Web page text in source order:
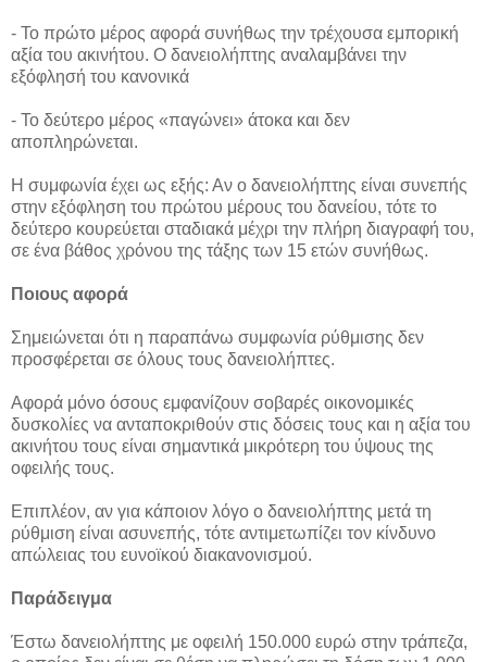
- Το πρώτο μέρος αφορά συνήθως την τρέχουσα εμπορική
αξία του ακινήτου. Ο δανειολήπτης αναλαμβάνει την
εξόφλησή του κανονικά
- Το δεύτερο μέρος «παγώνει» άτοκα και δεν
αποπληρώνεται.
Η συμφωνία έχει ως εξής: Αν ο δανειολήπτης είναι συνεπής
στην εξόφληση του πρώτου μέρους του δανείου, τότε το
δεύτερο κουρεύεται σταδιακά μέχρι την πλήρη διαγραφή του,
σε ένα βάθος χρόνου της τάξης των 15 ετών συνήθως.
Ποιους αφορά
Σημειώνεται ότι η παραπάνω συμφωνία ρύθμισης δεν
προσφέρεται σε όλους τους δανειολήπτες.
Αφορά μόνο όσους εμφανίζουν σοβαρές οικονομικές
δυσκολίες να ανταποκριθούν στις δόσεις τους και η αξία του
ακινήτου τους είναι σημαντικά μικρότερη του ύψους της
οφειλής τους.
Επιπλέον, αν για κάποιον λόγο ο δανειολήπτης μετά τη
ρύθμιση είναι ασυνεπής, τότε αντιμετωπίζει τον κίνδυνο
απώλειας του ευνοϊκού διακανονισμού.
Παράδειγμα
Έστω δανειολήπτης με οφειλή 150.000 ευρώ στην τράπεζα,